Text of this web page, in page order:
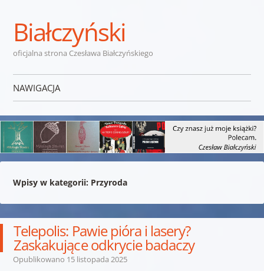
Białczyński
oficjalna strona Czesława Białczyńskiego
NAWIGACJA
Wpisy w kategorii: Przyroda
Telepolis: Pawie pióra i lasery?
Zaskakujące odkrycie badaczy
Opublikowano 15 listopada 2025